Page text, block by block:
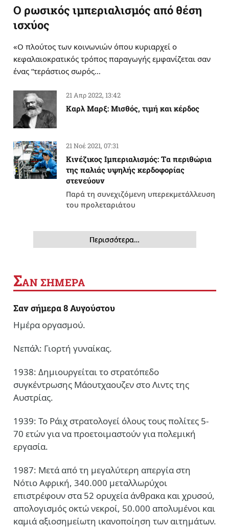
Ο ρωσικός ιμπεριαλισμός από θέση
ισχύος
«Ο πλούτος των κοινωνιών όπου κυριαρχεί ο
κεφαλαιοκρατικός τρόπος παραγωγής εμφανίζεται σαν
ένας “τεράστιος σωρός…
21 Απρ 2022, 13:42
Καρλ Μαρξ: Μισθός, τιμή και κέρδος
21 Νοέ 2021, 07:31
Κινέζικος Ιμπεριαλισμός: Tα περιθώρια
της παλιάς υψηλής κερδοφορίας
στενεύουν
Παρά τη συνεχιζόμενη υπερεκμετάλλευση
του προλεταριάτου
Περισσότερα…
ΣΑΝ ΣΗΜΕΡΑ
Σαν σήμερα 8 Αυγούστου
Ημέρα οργασμού.
Νεπάλ: Γιορτή γυναίκας.
1938: Δημιουργείται το στρατόπεδο
συγκέντρωσης Μάουτχαουζεν στο Λιντς της
Αυστρίας.
1939: Το Ράιχ στρατολογεί όλους τους πολίτες 5-
70 ετών για να προετοιμαστούν για πολεμική
εργασία.
1987: Μετά από τη μεγαλύτερη απεργία στη
Νότιο Αφρική, 340.000 μεταλλωρύχοι
επιστρέφουν στα 52 ορυχεία άνθρακα και χρυσού,
απολογισμός οκτώ νεκροί, 50.000 απολυμένοι και
καμιά αξιοσημείωτη ικανοποίηση των αιτημάτων.